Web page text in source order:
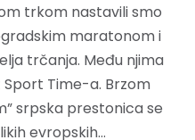
trkom nastavili smo
maratonom i
trčanja. Među njima
Sport Time-a. Brzom
srpska prestonica se
evropskih…